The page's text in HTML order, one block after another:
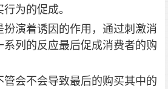
为的促成。
扮演着诱因的作用，通过刺激消
列的反应最后促成消费者的购
管会不会导致最后的购买其中的